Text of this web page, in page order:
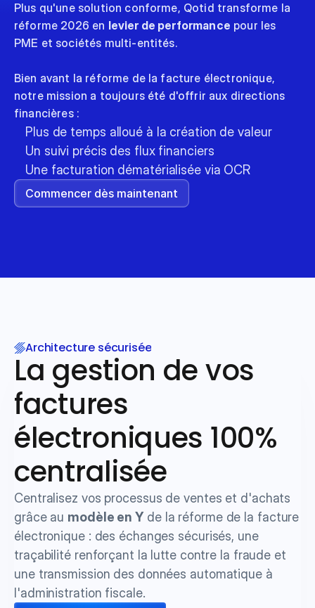
Plus qu'une solution conforme, Qotid transforme la
réforme 2026 en levier de performance pour les
PME et sociétés multi-entités.
Bien avant la réforme de la facture électronique,
notre mission a toujours été d'offrir aux directions
financières :
Plus de temps alloué à la création de valeur
Un suivi précis des flux financiers
Une facturation dématérialisée via OCR
Commencer dès maintenant
Architecture sécurisée
La gestion de vos
factures
électroniques 100%
centralisée
Centralisez vos processus de ventes et d'achats
grâce au modèle en Y de la réforme de la facture
électronique : des échanges sécurisés, une
traçabilité renforçant la lutte contre la fraude et
une transmission des données automatique à
l'administration fiscale.